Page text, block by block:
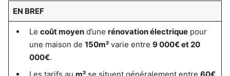
EN BREF
Le coût moyend’une rénovation électriquepour
une maison de 150m²varie entre 9 000€ et 20
000€.